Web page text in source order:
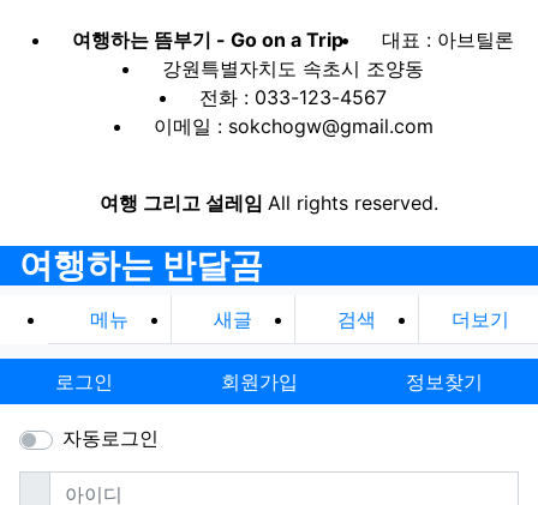
여행하는 뜸부기 - Go on a Trip
대표 : 아브틸론
강원특별자치도 속초시 조양동
전화 : 033-123-4567
이메일 : sokchogw@gmail.com
여행 그리고 설레임 All rights reserved.
여행하는 반달곰
메뉴 새글 검색 더보기
로그인 회원가입 정보찾기
자동로그인
아이디필수